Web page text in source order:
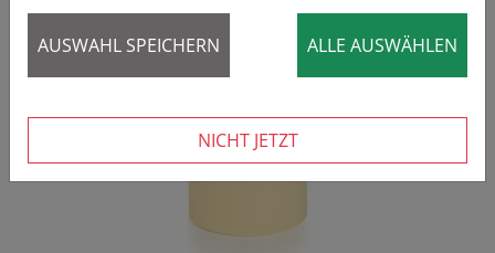
AUSWAHL SPEICHERN ALLE AUSWÄHLEN
NICHT JETZT